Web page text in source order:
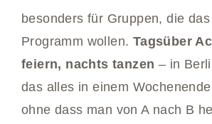
besonders für Gruppen, die
Programm wollen. Tagsüber
feiern, nachts tanzen – in
das alles in einem
ohne dass man von A nach B